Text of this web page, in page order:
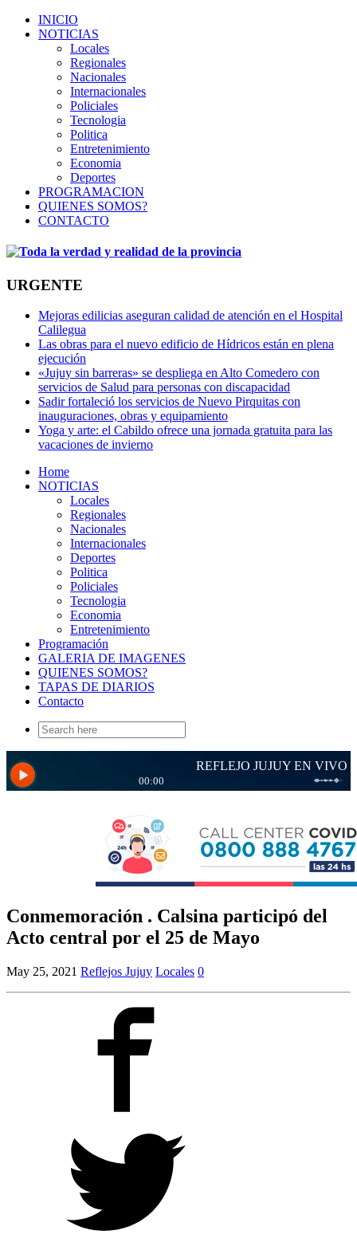
INICIO
NOTICIAS
Locales
Regionales
Nacionales
Internacionales
Policiales
Tecnologia
Politica
Entretenimiento
Economia
Deportes
PROGRAMACION
QUIENES SOMOS?
CONTACTO
URGENTE
Mejoras edilicias aseguran calidad de atención en el Hospital
Calilegua
Las obras para el nuevo edificio de Hídricos están en plena
ejecución
«Jujuy sin barreras» se despliega en Alto Comedero con
servicios de Salud para personas con discapacidad
Sadir fortaleció los servicios de Nuevo Pirquitas con
inauguraciones, obras y equipamiento
Yoga y arte: el Cabildo ofrece una jornada gratuita para las
vacaciones de invierno
Home
NOTICIAS
Locales
Regionales
Nacionales
Internacionales
Deportes
Politica
Policiales
Tecnologia
Economia
Entretenimiento
Programación
GALERIA DE IMAGENES
QUIENES SOMOS?
TAPAS DE DIARIOS
Contacto
Search
for:
Conmemoración . Calsina participó del
Acto central por el 25 de Mayo
May 25, 2021 Reflejos Jujuy Locales 0